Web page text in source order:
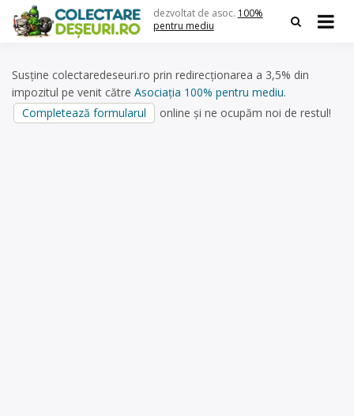
content
dezvoltat de asoc. 100%
pentru mediu
Susține colectaredeseuri.ro prin redirecționarea a 3,5% din
impozitul pe venit către Asociația 100% pentru mediu.
Completează formularul
online și ne ocupăm noi de restul!